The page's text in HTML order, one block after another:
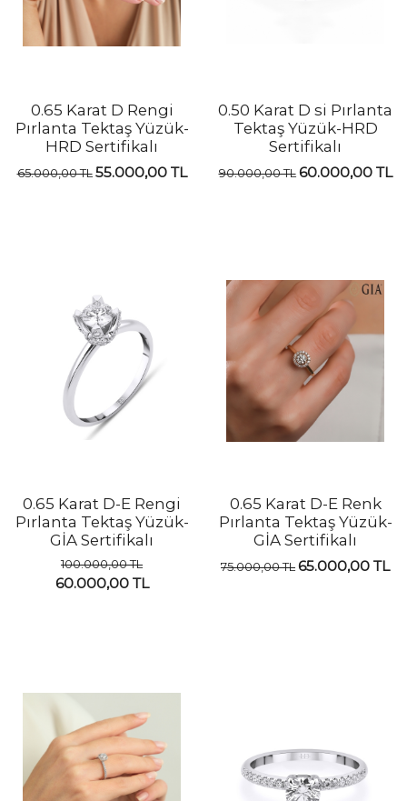
0.65 Karat D Rengi
Pırlanta Tektaş Yüzük-
HRD Sertifikalı
65.000,00 TL 55.000,00 TL
0.50 Karat D si Pırlanta
Tektaş Yüzük-HRD
Sertifikalı
90.000,00 TL 60.000,00 TL
0.65 Karat D-E Rengi
Pırlanta Tektaş Yüzük-
GİA Sertifikalı
100.000,00 TL
60.000,00 TL
0.65 Karat D-E Renk
Pırlanta Tektaş Yüzük-
GİA Sertifikalı
75.000,00 TL65.000,00 TL